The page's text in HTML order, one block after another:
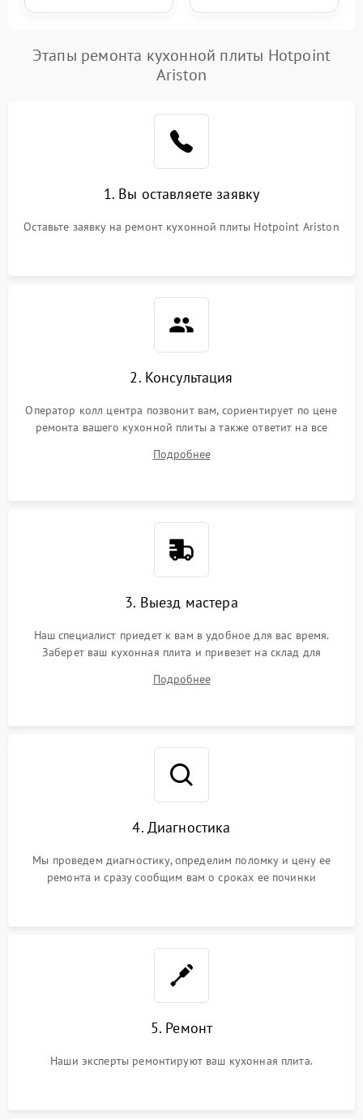
Этапы ремонта кухонной плиты Hotpoint
Ariston
1. Вы оставляете заявку
Оставьте заявку на ремонт кухонной плиты Hotpoint Ariston
2. Консультация
Оператор колл центра позвонит вам, сориентирует по цене
ремонта вашего кухонной плиты а также ответит на все
Подробнее
3. Выезд мастера
Наш специалист приедет к вам в удобное для вас время.
Заберет ваш кухонная плита и привезет на склад для
Подробнее
4. Диагностика
Мы проведем диагностику, определим поломку и цену ее
ремонта и сразу сообщим вам о сроках ее починки
5. Ремонт
Наши эксперты ремонтируют ваш кухонная плита.